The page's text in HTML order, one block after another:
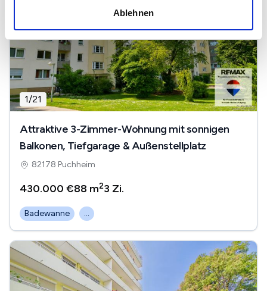
Ablehnen
1/21
Attraktive 3-Zimmer-Wohnung mit sonnigen
Balkonen, Tiefgarage & Außenstellplatz
82178 Puchheim
430.000 €88 m23 Zi.
Badewanne ...